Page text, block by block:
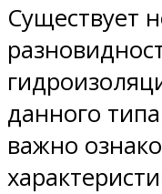
Существует
данного
важно